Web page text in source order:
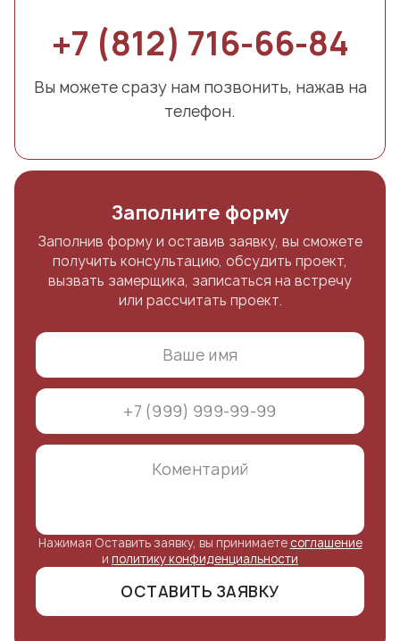
+7 (812) 716-66-84
Вы можете сразу нам позвонить, нажав на
телефон.
Заполните форму
Заполнив форму и оставив заявку, вы сможете
получить консультацию, обсудить проект,
вызвать замерщика, записаться на встречу
или рассчитать проект.
Нажимая Оставить заявку, вы принимаете соглашение
и политику конфиденциальности
ОСТАВИТЬ ЗАЯВКУ